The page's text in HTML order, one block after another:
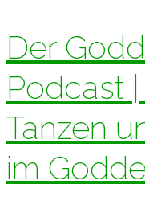
Der
Podcast
Tanzen
im